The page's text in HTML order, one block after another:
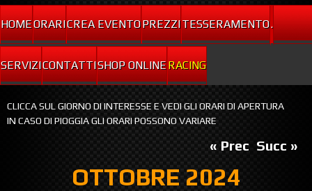
HOMEORARICREA EVENTOPREZZITESSERAMENTO.
SERVIZICONTATTISHOP ONLINERACING
CLICCA SUL GIORNO DI INTERESSE E VEDI GLI ORARI DI APERTURA
IN CASO DI PIOGGIA GLI ORARI POSSONO VARIARE
OTTOBRE 2024
« Prec Succ »